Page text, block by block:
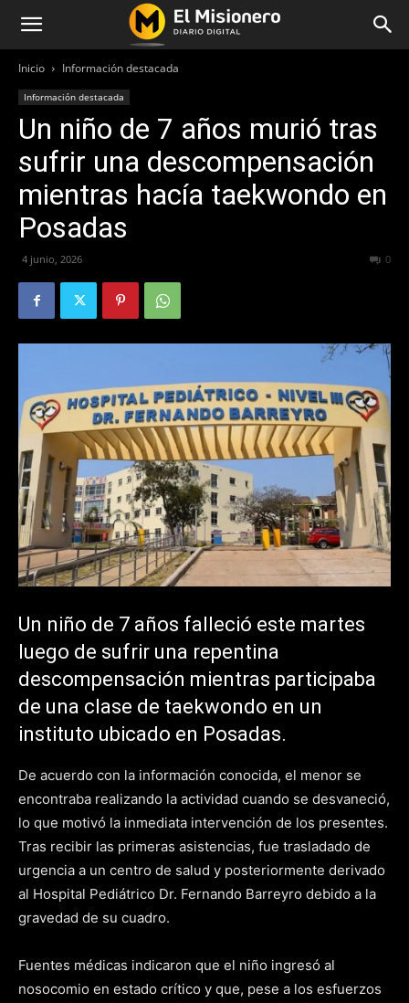
Inicio Información destacada
Información destacada
Un niño de 7 años murió tras
sufrir una descompensación
mientras hacía taekwondo en
Posadas
4 junio, 2026 0
Un niño de 7 años falleció este martes
luego de sufrir una repentina
descompensación mientras participaba
de una clase de taekwondo en un
instituto ubicado en Posadas.
De acuerdo con la información conocida, el menor se
encontraba realizando la actividad cuando se desvaneció,
lo que motivó la inmediata intervención de los presentes.
Tras recibir las primeras asistencias, fue trasladado de
urgencia a un centro de salud y posteriormente derivado
al Hospital Pediátrico Dr. Fernando Barreyro debido a la
gravedad de su cuadro.
Fuentes médicas indicaron que el niño ingresó al
nosocomio en estado crítico y que, pese a los esfuerzos